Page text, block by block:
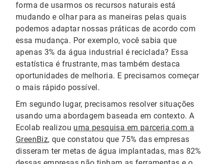
forma de usarmos os recursos naturais está
mudando e olhar para as maneiras pelas quais
podemos adaptar nossas práticas de acordo com
essa mudança. Por exemplo, você sabia que
apenas 3% da água industrial é reciclada? Essa
estatística é frustrante, mas também destaca
oportunidades de melhoria. E precisamos começar
o mais rápido possível.
Em segundo lugar, precisamos resolver situações
usando uma abordagem baseada em contexto. A
Ecolab realizou uma pesquisa em parceria com a
GreenBiz, que constatou que 75% das empresas
disseram ter metas de água implantadas, mas 82%